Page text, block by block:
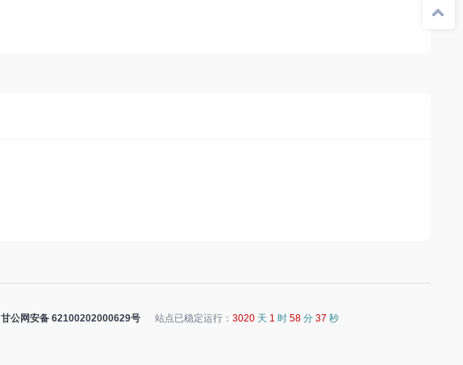
甘公网安备 62100202000629号 站点已稳定运行： 3020 天 1 时 58 分 37 秒